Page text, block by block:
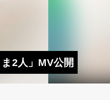
2人」MV公開